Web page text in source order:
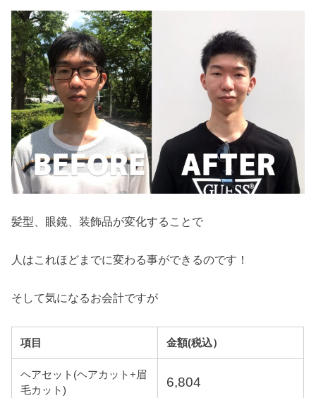
髪型、眼鏡、装飾品が変化することで
人はこれほどまでに変わる事ができるのです！
そして気になるお会計ですが
項目 金額(税込）
ヘアセット(ヘアカット+眉
毛カット)
6,804